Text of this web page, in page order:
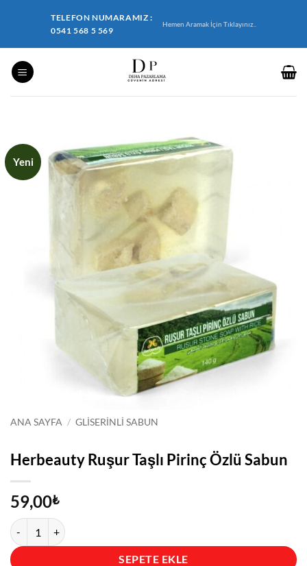
TELEFON NUMARAMIZ :
0541 568 5 569
Hemen Aramak İçin Tıklayınız..
Yeni
ANA SAYFA / GLISERINLI SABUN
Herbeauty Ruşur Taşlı Pirinç Özlü Sabun
59,00₺
Herbeauty Ruşur Taşlı Pirinç Özlü Sabun adet
SEPETE EKLE